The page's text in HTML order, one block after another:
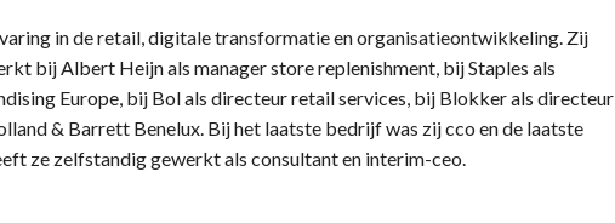
in de retail, digitale transformatie en organisatieontwikkeling. Zij
bij Albert Heijn als manager store replenishment, bij Staples als
Europe, bij Bol als directeur retail services, bij Blokker als directeur
& Barrett Benelux. Bij het laatste bedrijf was zij cco en de laatste
ze zelfstandig gewerkt als consultant en interim-ceo.